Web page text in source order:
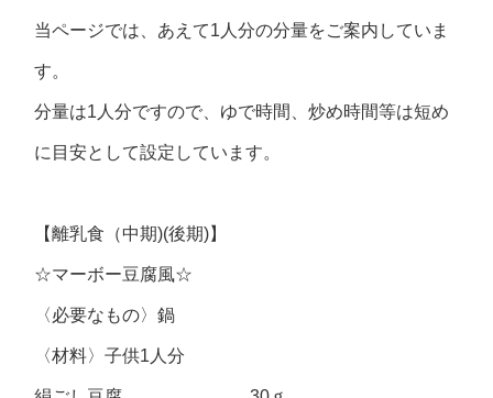
当ページでは、あえて1人分の分量をご案内していま
す。
分量は1人分ですので、ゆで時間、炒め時間等は短め
に目安として設定しています。
【離乳食（中期)(後期)】
☆マーボー豆腐風☆
〈必要なもの〉鍋
〈材料〉子供1人分